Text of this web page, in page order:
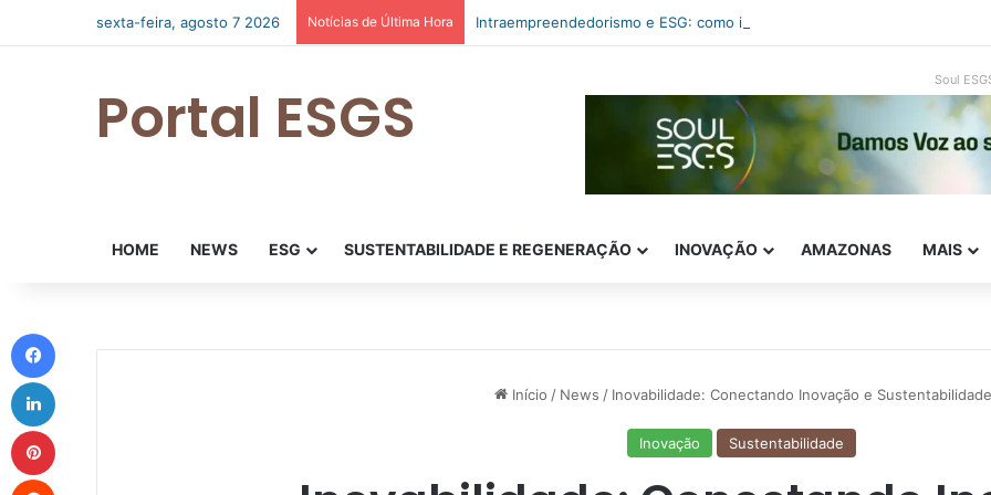
sexta-feira, agosto 7 2026 Notícias de Última Hora Intraempreendedorismo e ESG: como inovar com impacto real
Portal ESGS Soul
HOME NEWS ESG SUSTENTABILIDADE E REGENERAÇÃO INOVAÇÃO AMAZONAS MAIS
Início / News / Inovabilidade: Conectando Inovação e Sustentabilidade
Inovação Sustentabilidade